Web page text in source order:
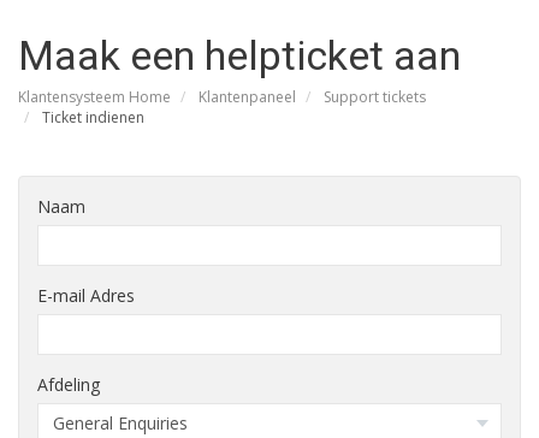
Maak een helpticket aan
Klantensysteem Home Klantenpaneel
Support tickets
Ticket indienen
Naam
E-mail Adres
Afdeling